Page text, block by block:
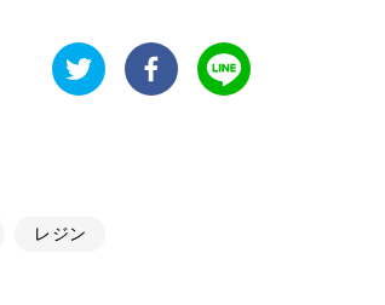
レジン